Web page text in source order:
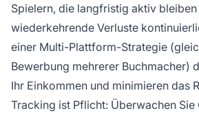
Spielern, die langfristig aktiv
wiederkehrende Verluste
einer Multi-Plattform-Strategie
Bewerbung mehrerer Buchmacher)
Ihr Einkommen und minimieren das
Tracking ist Pflicht: Überwachen Sie